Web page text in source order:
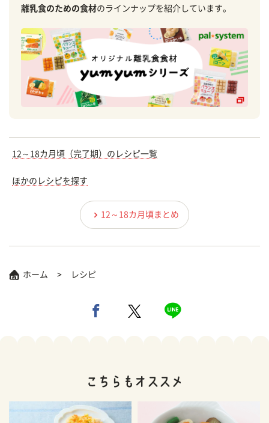
離乳食のための食材のラインナップを紹介しています。
12～18カ月頃（完了期）のレシピ一覧
ほかのレシピを探す
12～18カ月頃まとめ
ホーム レシピ